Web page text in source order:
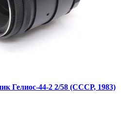
Гелиос-44-2 2/58 (СССР, 1983)